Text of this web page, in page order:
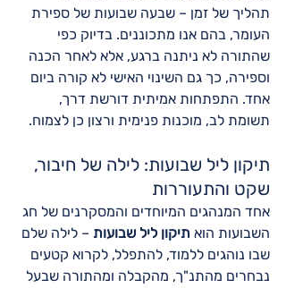
תהליך של זמן – שבעה שבועות של ספירת
העומר, בהם אנו מתכוננים. בדיוק כפי
שהתורה לא ניתנה ברגע, אלא לאחר הכנה
וספירה, כך גם השינוי האישי לא קורה ביום
אחד. התפתחות אמיתית דורשת דרך,
תשומת לב, מוכנות פנימית ורצון כן לצמוח.
תיקון ליל שבועות: לילה של חיבור,
שקט והתעוררות
אחד המנהגים המיוחדים והמסקרנים של חג
השבועות הוא תיקון ליל שבועות – לילה שלם
שבו נוהגים ללמוד, להתפלל, לקרוא קטעים
נבחרים מהתנ"ך, מהקבלה ומהתורה שבעל